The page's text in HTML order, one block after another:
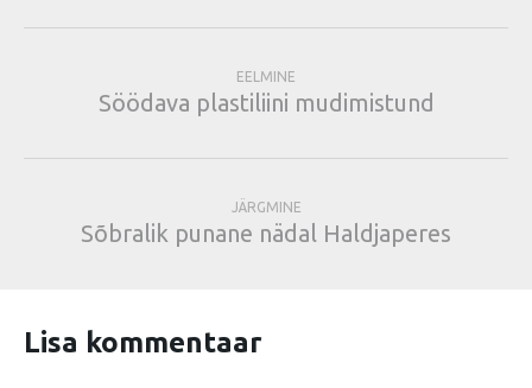
EELMINE
Söödava plastiliini mudimistund
JÄRGMINE
Sõbralik punane nädal Haldjaperes
Lisa kommentaar